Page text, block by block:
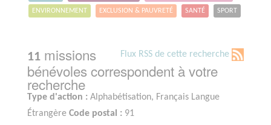
ENVIRONNEMENT EXCLUSION & PAUVRETÉ SANTÉ SPORT
Flux RSS de cette recherche
11 missions
bénévoles correspondent à votre
recherche
Type d'action : Alphabétisation, Français Langue
Étrangère Code postal : 91